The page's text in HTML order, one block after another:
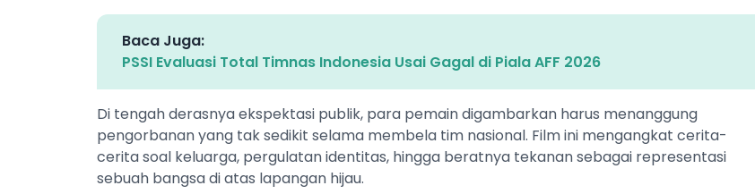
Baca Juga:
PSSI Evaluasi Total Timnas Indonesia Usai Gagal di Piala AFF 2026
Di tengah derasnya ekspektasi publik, para pemain digambarkan harus menanggung
pengorbanan yang tak sedikit selama membela tim nasional. Film ini mengangkat cerita-
cerita soal keluarga, pergulatan identitas, hingga beratnya tekanan sebagai representasi
sebuah bangsa di atas lapangan hijau.